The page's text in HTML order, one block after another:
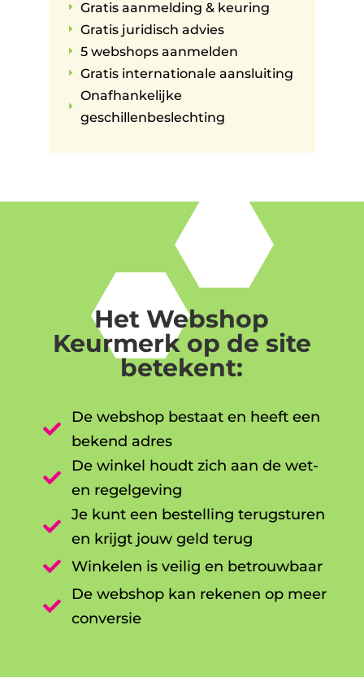
E Gratis aanmelding & keuring
E Gratis juridisch advies
E 5 webshops aanmelden
E Gratis internationale aansluiting
E
Onafhankelijke
geschillenbeslechting
Het Webshop
Keurmerk op de site
betekent:

De webshop bestaat en heeft een
bekend adres

De winkel houdt zich aan de wet-
en regelgeving

Je kunt een bestelling terugsturen
en krijgt jouw geld terug

Winkelen is veilig en betrouwbaar

De webshop kan rekenen op meer
conversie